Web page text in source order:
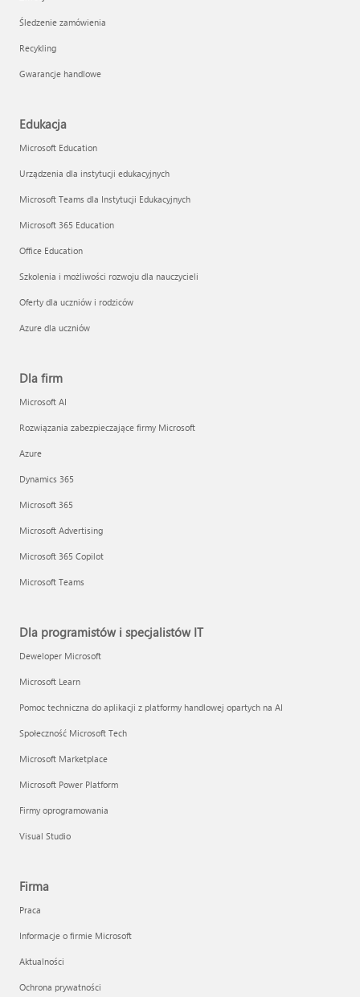
Śledzenie zamówienia
Recykling
Gwarancje handlowe
Edukacja
Microsoft Education
Urządzenia dla instytucji edukacyjnych
Microsoft Teams dla Instytucji Edukacyjnych
Microsoft 365 Education
Office Education
Szkolenia i możliwości rozwoju dla nauczycieli
Oferty dla uczniów i rodziców
Azure dla uczniów
Dla firm
Microsoft AI
Rozwiązania zabezpieczające firmy Microsoft
Azure
Dynamics 365
Microsoft 365
Microsoft Advertising
Microsoft 365 Copilot
Microsoft Teams
Dla programistów i specjalistów IT
Deweloper Microsoft
Microsoft Learn
Pomoc techniczna do aplikacji z platformy handlowej opartych na AI
Społeczność Microsoft Tech
Microsoft Marketplace
Microsoft Power Platform
Firmy oprogramowania
Visual Studio
Firma
Praca
Informacje o firmie Microsoft
Aktualności
Ochrona prywatności